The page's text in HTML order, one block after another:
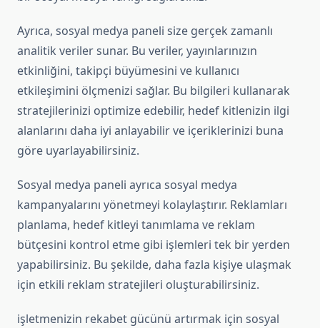
Ayrıca, sosyal medya paneli size gerçek zamanlı
analitik veriler sunar. Bu veriler, yayınlarınızın
etkinliğini, takipçi büyümesini ve kullanıcı
etkileşimini ölçmenizi sağlar. Bu bilgileri kullanarak
stratejilerinizi optimize edebilir, hedef kitlenizin ilgi
alanlarını daha iyi anlayabilir ve içeriklerinizi buna
göre uyarlayabilirsiniz.
Sosyal medya paneli ayrıca sosyal medya
kampanyalarını yönetmeyi kolaylaştırır. Reklamları
planlama, hedef kitleyi tanımlama ve reklam
bütçesini kontrol etme gibi işlemleri tek bir yerden
yapabilirsiniz. Bu şekilde, daha fazla kişiye ulaşmak
için etkili reklam stratejileri oluşturabilirsiniz.
işletmenizin rekabet gücünü artırmak için sosyal